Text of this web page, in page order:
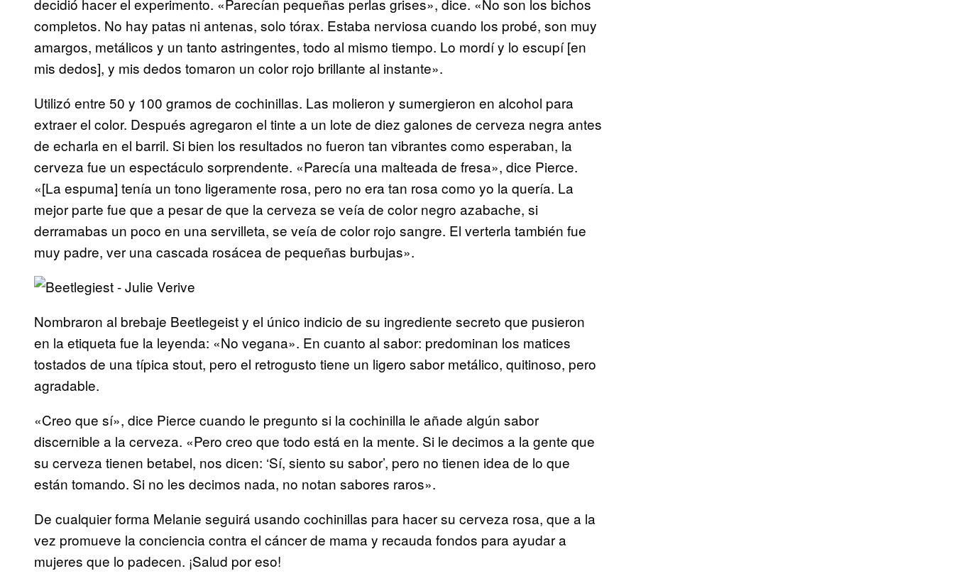
completos. No hay patas ni antenas, solo tórax. Estaba nerviosa cuando los probé, son muy
amargos, metálicos y un tanto astringentes, todo al mismo tiempo. Lo mordí y lo escupí [en
mis dedos], y mis dedos tomaron un color rojo brillante al instante».
Utilizó entre 50 y 100 gramos de cochinillas. Las molieron y sumergieron en alcohol para
extraer el color. Después agregaron el tinte a un lote de diez galones de cerveza negra antes
de echarla en el barril. Si bien los resultados no fueron tan vibrantes como esperaban, la
cerveza fue un espectáculo sorprendente. «Parecía una malteada de fresa», dice Pierce.
«[La espuma] tenía un tono ligeramente rosa, pero no era tan rosa como yo la quería. La
mejor parte fue que a pesar de que la cerveza se veía de color negro azabache, si
derramabas un poco en una servilleta, se veía de color rojo sangre. El verterla también fue
muy padre, ver una cascada rosácea de pequeñas burbujas».
Nombraron al brebaje Beetlegeist y el único indicio de su ingrediente secreto que pusieron
en la etiqueta fue la leyenda: «No vegana». En cuanto al sabor: predominan los matices
tostados de una típica stout, pero el retrogusto tiene un ligero sabor metálico, quitinoso, pero
agradable.
«Creo que sí», dice Pierce cuando le pregunto si la cochinilla le añade algún sabor
discernible a la cerveza. «Pero creo que todo está en la mente. Si le decimos a la gente que
su cerveza tienen betabel, nos dicen: ‘Sí, siento su sabor’, pero no tienen idea de lo que
están tomando. Si no les decimos nada, no notan sabores raros».
De cualquier forma Melanie seguirá usando cochinillas para hacer su cerveza rosa, que a la
vez promueve la conciencia contra el cáncer de mama y recauda fondos para ayudar a
mujeres que lo padecen. ¡Salud por eso!